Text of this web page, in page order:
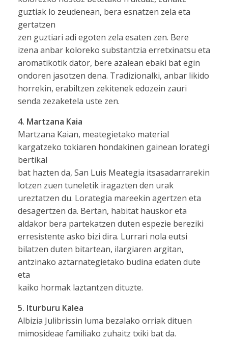
guztiak lo zeudenean, bera esnatzen zela eta
gertatzen
zen guztiari adi egoten zela esaten zen. Bere
izena anbar koloreko substantzia erretxinatsu eta
aromatikotik dator, bere azalean ebaki bat egin
ondoren jasotzen dena. Tradizionalki, anbar likido
horrekin, erabiltzen zekitenek edozein zauri
senda zezaketela uste zen.
4. Martzana Kaia
Martzana Kaian, meategietako material
kargatzeko tokiaren hondakinen gainean lorategi
bertikal
bat hazten da, San Luis Meategia itsasadarrarekin
lotzen zuen tuneletik iragazten den urak
ureztatzen du. Lorategia mareekin agertzen eta
desagertzen da. Bertan, habitat hauskor eta
aldakor bera partekatzen duten espezie bereziki
erresistente asko bizi dira. Lurrari nola eutsi
bilatzen duten bitartean, ilargiaren argitan,
antzinako aztarnategietako budina edaten dute
eta
kaiko hormak laztantzen dituzte.
5. Iturburu Kalea
Albizia Julibrissin luma bezalako orriak dituen
mimosideae familiako zuhaitz txiki bat da.